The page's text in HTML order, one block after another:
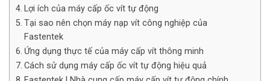
Lợi ích của máy cấp ốc vít tự động
Tại sao nên chọn máy nạp vít công nghiệp của
Fastentek
Ứng dụng thực tế của máy cấp vít thông minh
Cách sử dụng máy cấp ốc vít tự động hiệu quả